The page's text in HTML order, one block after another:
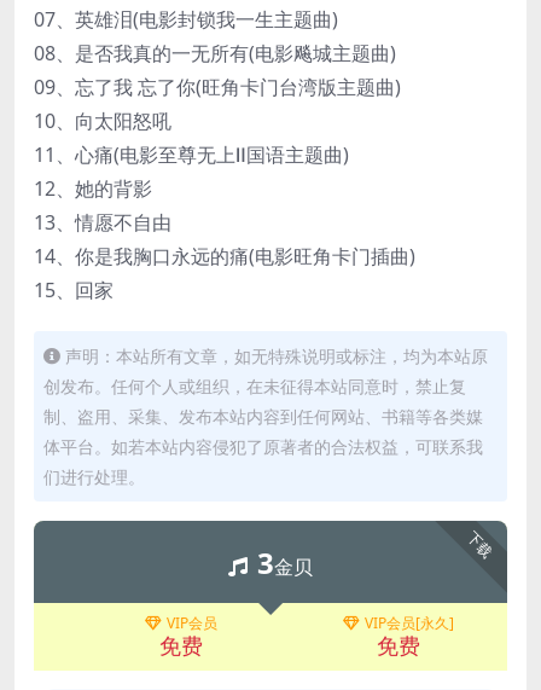
07、英雄泪(电影封锁我一生主题曲)
08、是否我真的一无所有(电影飚城主题曲)
09、忘了我 忘了你(旺角卡门台湾版主题曲)
10、向太阳怒吼
11、心痛(电影至尊无上Ⅱ国语主题曲)
12、她的背影
13、情愿不自由
14、你是我胸口永远的痛(电影旺角卡门插曲)
15、回家
声明：本站所有文章，如无特殊说明或标注，均为本站原
创发布。任何个人或组织，在未征得本站同意时，禁止复
制、盗用、采集、发布本站内容到任何网站、书籍等各类媒
体平台。如若本站内容侵犯了原著者的合法权益，可联系我
们进行处理。
下载
3金贝
VIP会员
免费
VIP会员[永久]
免费